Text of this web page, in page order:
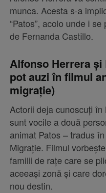
munca. Acesta s-a
“Patos”, acolo unde i
de Fernanda Castillo.
Alfonso Herrera și
pot auzi în filmul
migrație)
Actorii deja cunoscuți
sunt vocile a două
animat Patos – tradus
Migrație. Filmul
familii de rațe care se
aceeași zonă și care
nou destin.